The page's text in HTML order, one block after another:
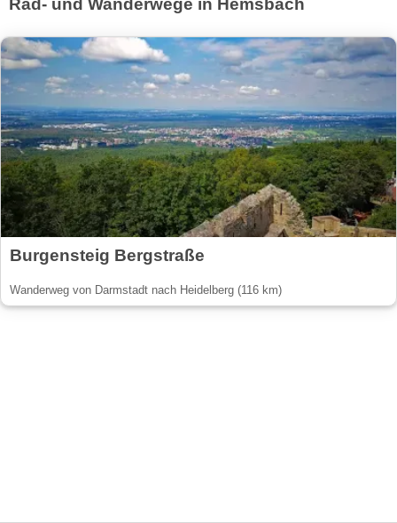
Rad- und Wanderwege in Hemsbach
Burgensteig Bergstraße
Wanderweg von Darmstadt nach Heidelberg (116 km)